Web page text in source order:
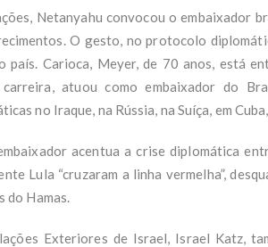
Netanyahu convocou o embaixador
O gesto, no protocolo
país. Carioca, Meyer, de 70 anos, está
atuou como embaixador do
no Iraque, na Rússia, na Suíça, em
acentua a crise diplomática
Lula “cruzaram a linha vermelha”,
do Hamas.
Exteriores de Israel, Israel Katz,